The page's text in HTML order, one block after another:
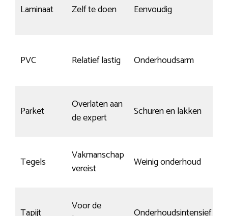
Laminaat Zelf te doen Eenvoudig
PVC Relatief lastig Onderhoudsarm
Parket
Overlaten aan
de expert
Schuren en lakken
Tegels
Vakmanschap
vereist
Weinig onderhoud
Tapijt
Voor de
Onderhoudsintensief